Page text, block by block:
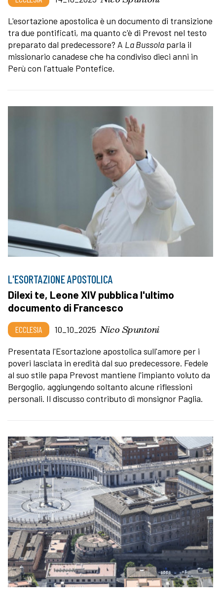
L'esortazione apostolica è un documento di transizione
tra due pontificati, ma quanto c'è di Prevost nel testo
preparato dal predecessore? A La Bussola parla il
missionario canadese che ha condiviso dieci anni in
Perù con l'attuale Pontefice.
L'ESORTAZIONE APOSTOLICA
Dilexi te, Leone XIV pubblica l'ultimo
documento di Francesco
ECCLESIA 10_10_2025 Nico Spuntoni
Presentata l'Esortazione apostolica sull'amore per i
poveri lasciata in eredità dal suo predecessore. Fedele
al suo stile papa Prevost mantiene l'impianto voluto da
Bergoglio, aggiungendo soltanto alcune riflessioni
personali. Il discusso contributo di monsignor Paglia.